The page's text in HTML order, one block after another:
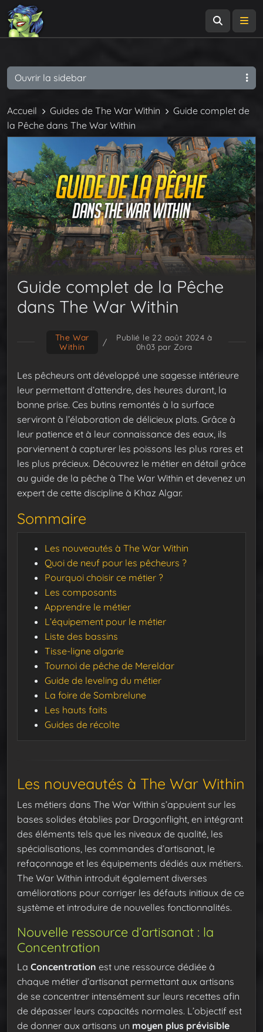
Accueil Guides de The War Within
Guide complet de
la Pêche dans The War Within
Guide complet de la Pêche
dans The War Within
The War
Within
/
Publié le 22 août 2024 à
0h03 par Zora
Les pêcheurs ont développé une sagesse intérieure
leur permettant d’attendre, des heures durant, la
bonne prise. Ces butins remontés à la surface
serviront à l’élaboration de délicieux plats. Grâce à
leur patience et à leur connaissance des eaux, ils
parviennent à capturer les poissons les plus rares et
les plus précieux. Découvrez le métier en détail grâce
au guide de la pêche à The War Within et devenez un
expert de cette discipline à Khaz Algar.
Sommaire
Les nouveautés à The War Within
Quoi de neuf pour les pêcheurs ?
Pourquoi choisir ce métier ?
Les composants
Apprendre le métier
L’équipement pour le métier
Liste des bassins
Tisse-ligne algarie
Tournoi de pêche de Mereldar
Guide de leveling du métier
La foire de Sombrelune
Les hauts faits
Guides de récolte
Les nouveautés à The War Within
Les métiers dans The War Within s’appuient sur les
bases solides établies par Dragonflight, en intégrant
des éléments tels que les niveaux de qualité, les
spécialisations, les commandes d’artisanat, le
refaçonnage et les équipements dédiés aux métiers.
The War Within introduit également diverses
améliorations pour corriger les défauts initiaux de ce
système et introduire de nouvelles fonctionnalités.
Nouvelle ressource d’artisanat : la
Concentration
La Concentration est une ressource dédiée à
chaque métier d’artisanat permettant aux artisans
de se concentrer intensément sur leurs recettes afin
de dépasser leurs capacités normales. L’objectif est
de donner aux artisans un moyen plus prévisible
Ouvrir la sidebar